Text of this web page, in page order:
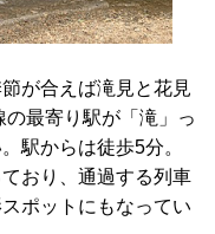
が合えば滝見と花見
最寄り駅が「滝」っ
駅からは徒歩5分。
おり、通過する列車
ポットにもなってい